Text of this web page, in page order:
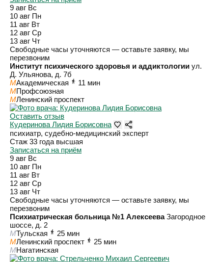
9 авг Вс
10 авг Пн
11 авг Вт
12 авг Ср
13 авг Чт
Свободные часы уточняются — оставьте заявку, мы
перезвоним
Институт психического здоровья и аддиктологии ул.
Д. Ульянова, д. 7б
MАкадемическая
11 мин
MПрофсоюзная
MЛенинский проспект
Оставить отзыв
Кудеринова Лидия Борисовна
психиатр, судебно-медицинский эксперт
Стаж 33 года высшая
Записаться на приём
9 авг Вс
10 авг Пн
11 авг Вт
12 авг Ср
13 авг Чт
Свободные часы уточняются — оставьте заявку, мы
перезвоним
Психиатрическая больница №1 Алексеева Загородное
шоссе, д. 2
MТульская
25 мин
MЛенинский проспект
25 мин
MНагатинская